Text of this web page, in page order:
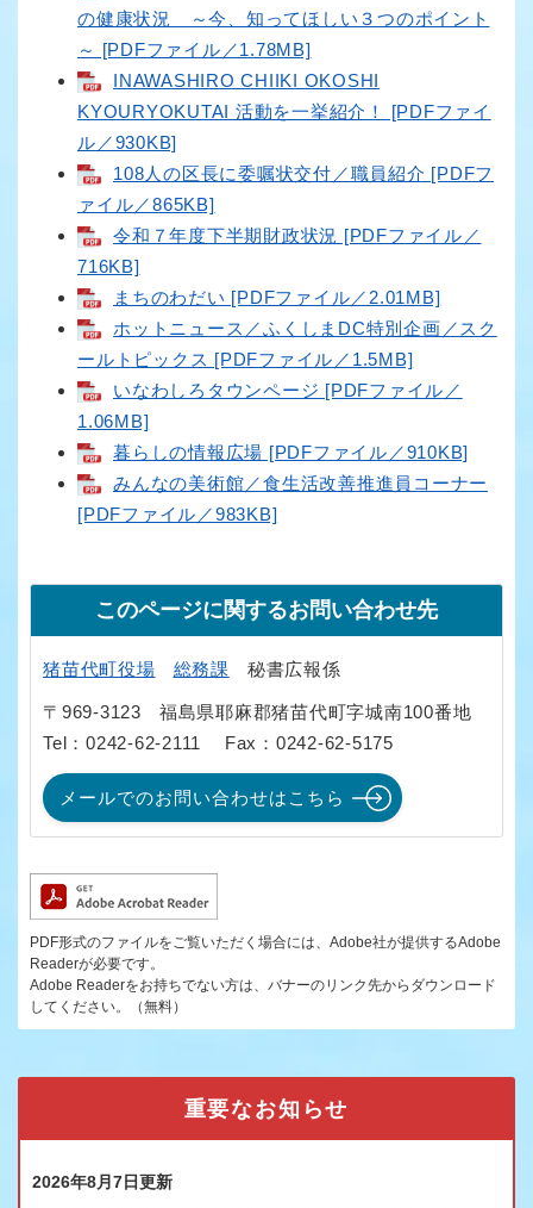
の健康状況 ～今、知ってほしい３つのポイント
～ [PDFファイル／1.78MB]
INAWASHIRO CHIIKI OKOSHI
KYOURYOKUTAI 活動を一挙紹介！ [PDFファイ
ル／930KB]
108人の区長に委嘱状交付／職員紹介 [PDFフ
ァイル／865KB]
令和７年度下半期財政状況 [PDFファイル／
716KB]
まちのわだい [PDFファイル／2.01MB]
ホットニュース／ふくしまDC特別企画／スク
ールトピックス [PDFファイル／1.5MB]
いなわしろタウンページ [PDFファイル／
1.06MB]
暮らしの情報広場 [PDFファイル／910KB]
みんなの美術館／食生活改善推進員コーナー
[PDFファイル／983KB]
このページに関するお問い合わせ先
猪苗代町役場 総務課 秘書広報係
〒969-3123
福島県耶麻郡猪苗代町字城南100番地
Tel：0242-62-2111
Fax：0242-62-5175
メールでのお問い合わせはこちら
PDF形式のファイルをご覧いただく場合には、Adobe社が提供するAdobe
Readerが必要です。
Adobe Readerをお持ちでない方は、バナーのリンク先からダウンロード
してください。（無料）
重要なお知らせ
2026年8月7日更新